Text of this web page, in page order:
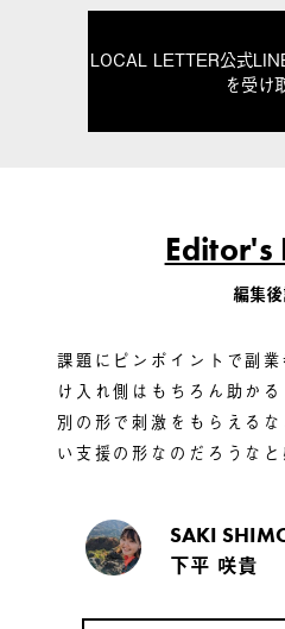
LOCAL LETTER公式
を受け
Editor's
編集
課題にピンポイントで副
け入れ側はもちろん助か
別の形で刺激をもらえる
い支援の形なのだろうなと
SAKI
下平 咲貴